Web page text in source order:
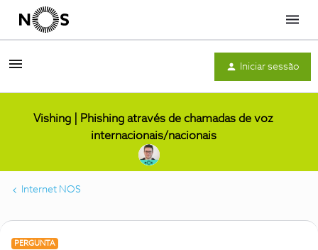
Menu
Iniciar sessão
Vishing | Phishing através de chamadas de voz
internacionais/nacionais
Internet NOS
PERGUNTA